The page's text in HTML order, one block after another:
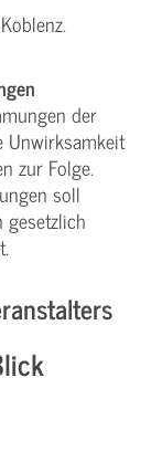
der
Unwirksamkeit
zur Folge.
soll